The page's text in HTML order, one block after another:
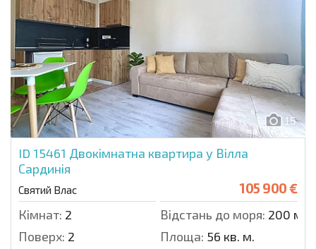
15
ID 15461 Двокімнатна квартира у Вілла
Сардинія
Святий Влас 105 900 €
Кімнат: 2 Відстань до моря: 200 м.
Поверх: 2 Площа: 56 кв. м.